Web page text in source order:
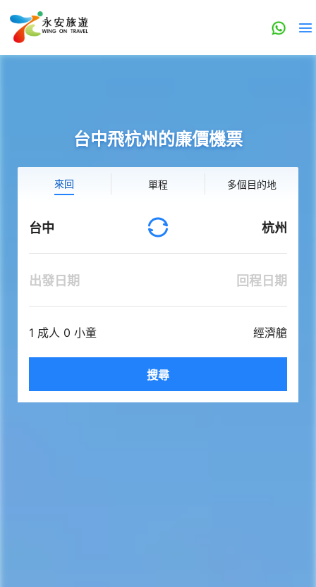
台中飛杭州的廉價機票
來回 單程 多個目的地
台中 杭州
出發日期 回程日期
1 成人 0 小童 經濟艙
搜尋